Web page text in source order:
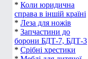
* Коли юридична
справа в іншій країні
* Леза для ножів
* Запчастини до
борони БДТ-7, БДТ-3
* Срібні хрестики